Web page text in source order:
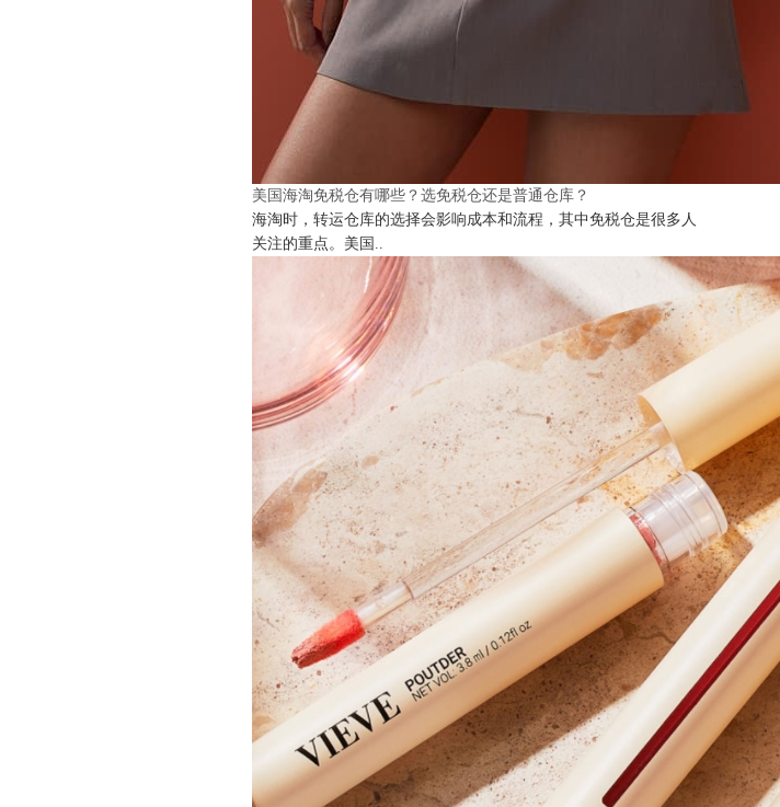
美国海淘免税仓有哪些？选免税仓还是普通仓库？
海淘时，转运仓库的选择会影响成本和流程，其中免税仓是很多人
关注的重点。美国..